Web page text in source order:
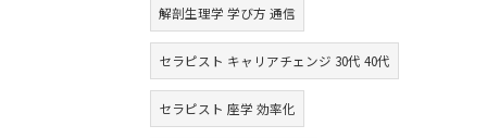
解剖生理学 学び方 通信
セラピスト キャリアチェンジ 30代 40代
セラピスト 座学 効率化